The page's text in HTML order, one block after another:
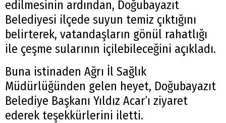
edilmesinin ardından, Doğubayazıt
Belediyesi ilçede suyun temiz çıktığını
belirterek, vatandaşların gönül rahatlığı
ile çeşme sularının içilebileceğini açıkladı.
Buna istinaden Ağrı İl Sağlık
Müdürlüğünden gelen heyet, Doğubayazıt
Belediye Başkanı Yıldız Acar’ı ziyaret
ederek teşekkürlerini iletti.